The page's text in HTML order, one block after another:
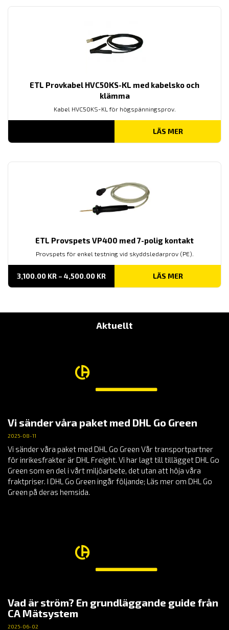
ETL Provkabel HVC50KS-KL med kabelsko och
klämma
Kabel HVC50KS-KL för högspänningsprov.
LÄS MER
ETL Provspets VP400 med 7-polig kontakt
Provspets för enkel testning vid skyddsledarprov (PE).
3,100.00 KR – 4,500.00 KRPRISINTERVALL:
TILL
LÄS MER
Aktuellt
Vi sänder våra paket med DHL Go Green
2025-08-11
Vi sänder våra paket med DHL Go Green Vår transportpartner
för inrikesfrakter är DHL Freight. Vi har lagt till tillägget DHL Go
Green som en del i vårt miljöarbete, det utan att höja våra
fraktpriser. I DHL Go Green ingår följande; Läs mer om DHL Go
Green på deras hemsida.
Vad är ström? En grundläggande guide från
CA Mätsystem
2025-06-02